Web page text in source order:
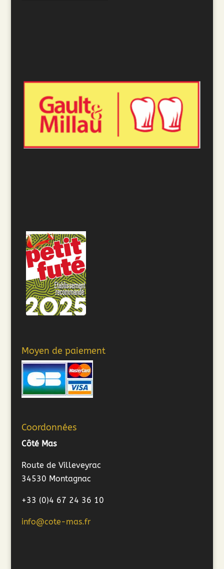
Moyen de paiement
Coordonnées
Côté Mas
Route de Villeveyrac
34530 Montagnac
+33 (0)4 67 24 36 10
info@cote-mas.fr